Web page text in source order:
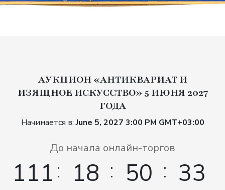
АУКЦИОН «АНТИКВАРИАТ И
ИЗЯЩНОЕ ИСКУССТВО» 5 ИЮНЯ 2027
ГОДА
Начинается в:June 5, 2027 3:00 PM GMT+03:00
До начала онлайн-торгов
111 18 50 32